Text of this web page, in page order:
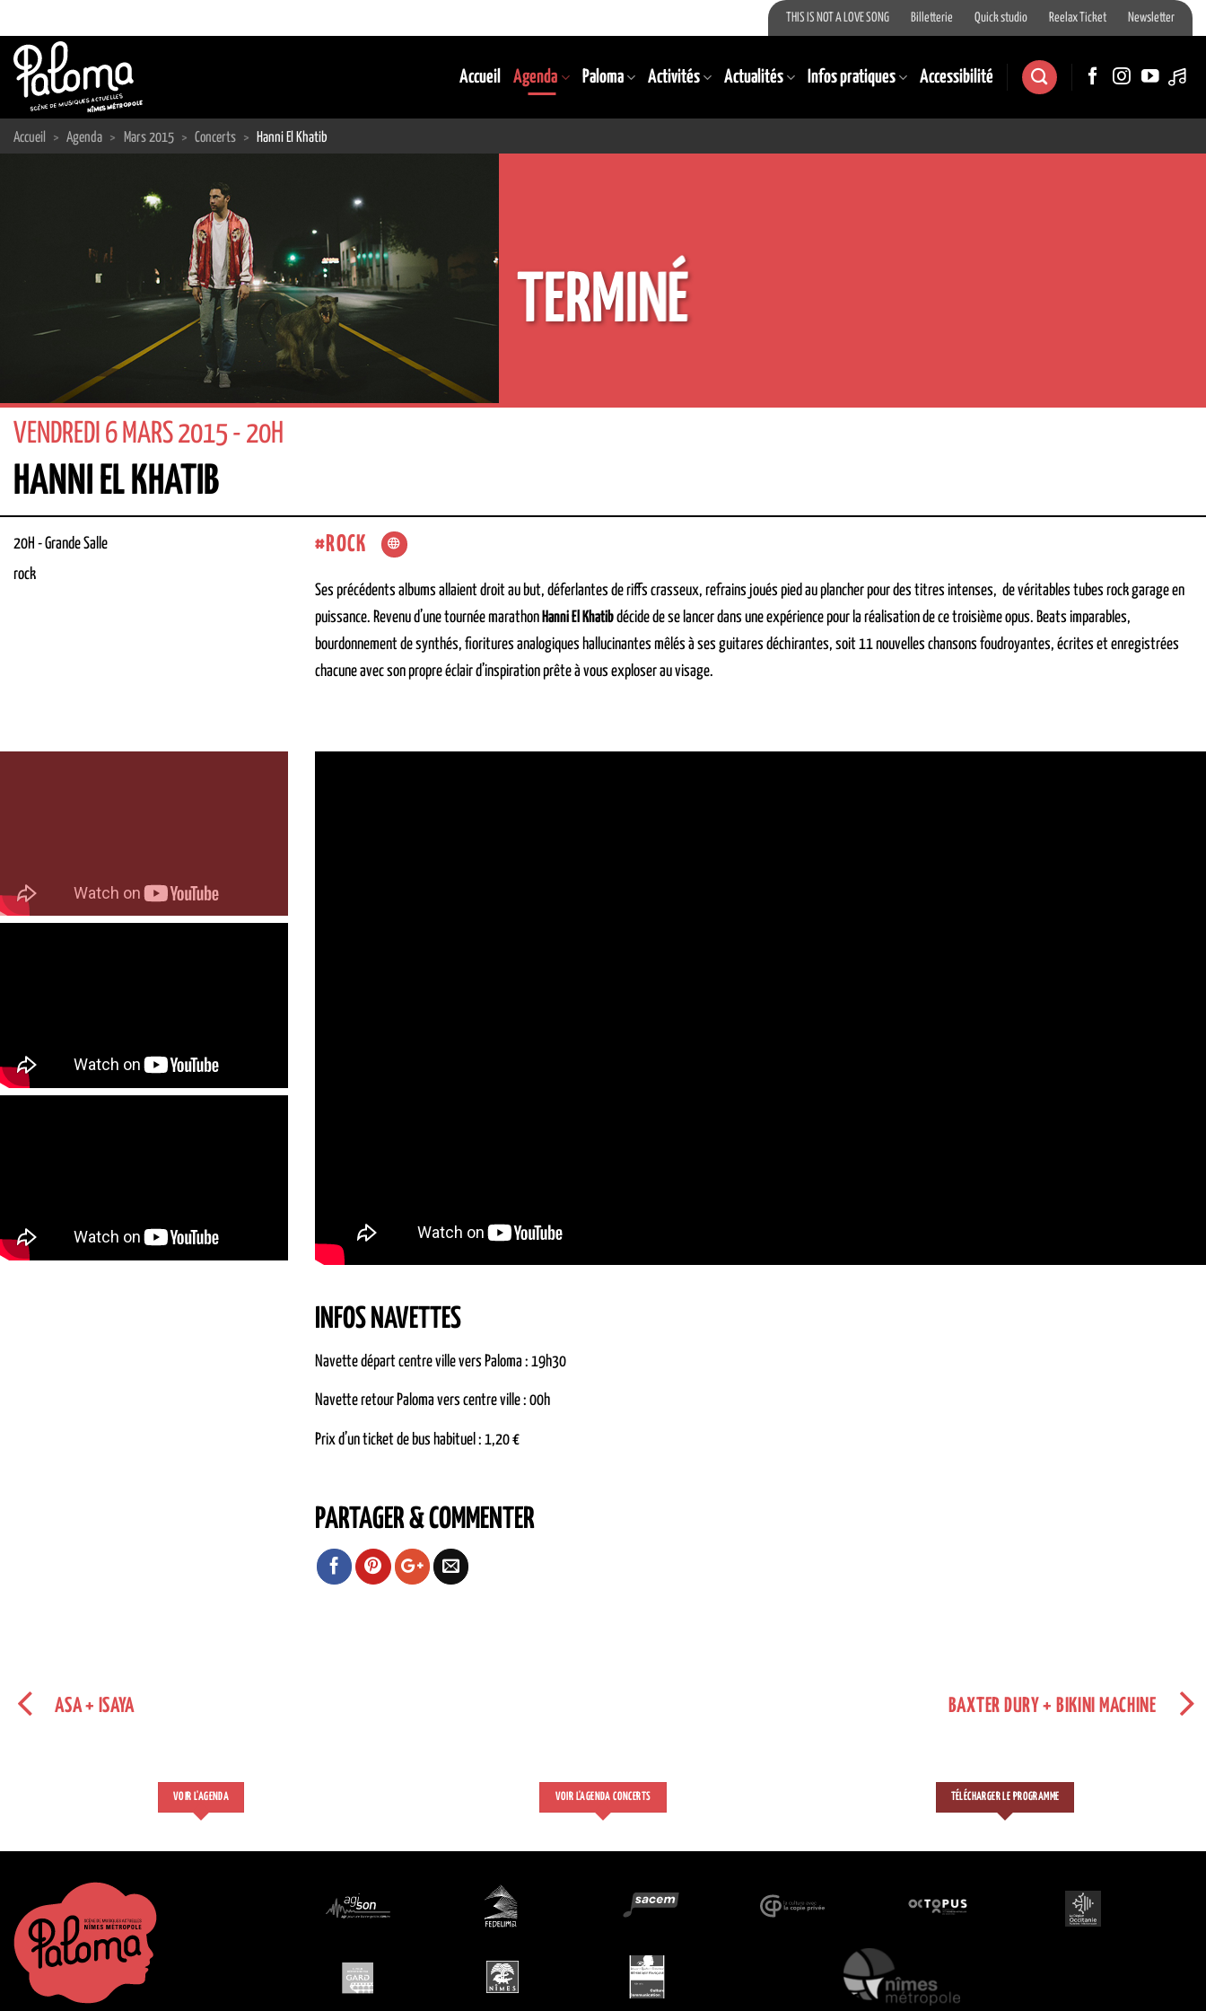
au
contenu
THIS IS NOT A LOVE SONG Billetterie Quick studio Reelax Ticket Newsletter
Accueil Agenda Paloma Activités Actualités Infos pratiques Accessibilité
Accueil > Agenda > Mars 2015 > Concerts > Hanni El Khatib
TERMINÉ
VENDREDI 6 MARS 2015 - 20H
HANNI EL KHATIB
20H -Grande Salle
rock
ROCK
Ses précédents albums allaient droit au but, déferlantes de riffs crasseux, refrains joués pied au plancher pour des titres intenses, de véritables tubes rock garage en
puissance. Revenu d’une tournée marathon Hanni El Khatibdécide de se lancer dans une expérience pour la réalisation de ce troisième opus. Beats imparables,
bourdonnement de synthés, fioritures analogiques hallucinantes mêlés à ses guitares déchirantes, soit 11 nouvelles chansons foudroyantes, écrites et enregistrées
chacune avec son propre éclair d’inspiration prête à vous exploser au visage.
INFOS NAVETTES
Navette départ centre ville vers Paloma : 19h30
Navette retour Paloma vers centre ville : 00h
Prix d’un ticket de bus habituel : 1,20 €
PARTAGER & COMMENTER
ASA + ISAYA BAXTER DURY + BIKINI MACHINE
VOIR L'AGENDA VOIR L'AGENDA CONCERTS TÉLÉCHARGER LE PROGRAMME